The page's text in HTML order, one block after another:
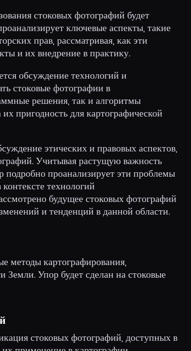
стоковых фотографий будет
ключевые аспекты, такие
прав, рассматривая, как эти
и их внедрение в практику.
обсуждение технологий и
стоковые фотографии в
решения, так и алгоритмы
пригодность для картографической
этических и правовых аспектов,
Учитывая растущую важность
подробно проанализирует эти проблемы
технологий
будущее стоковых фотографий
и тенденций в данной области.
методы картографирования,
Земли. Упор будет сделан на стоковые
стоковых фотографий, доступных в